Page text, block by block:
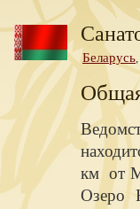
Беларусь,
км от
Озеро